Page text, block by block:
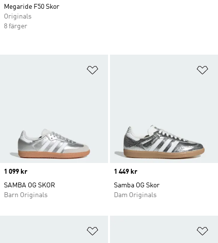
Price
1 099 kr
SAMBA OG SKOR
Barn Originals
Price
1 449 kr
Samba OG Skor
Dam Originals
Megaride F50 Skor
Originals
8 färger